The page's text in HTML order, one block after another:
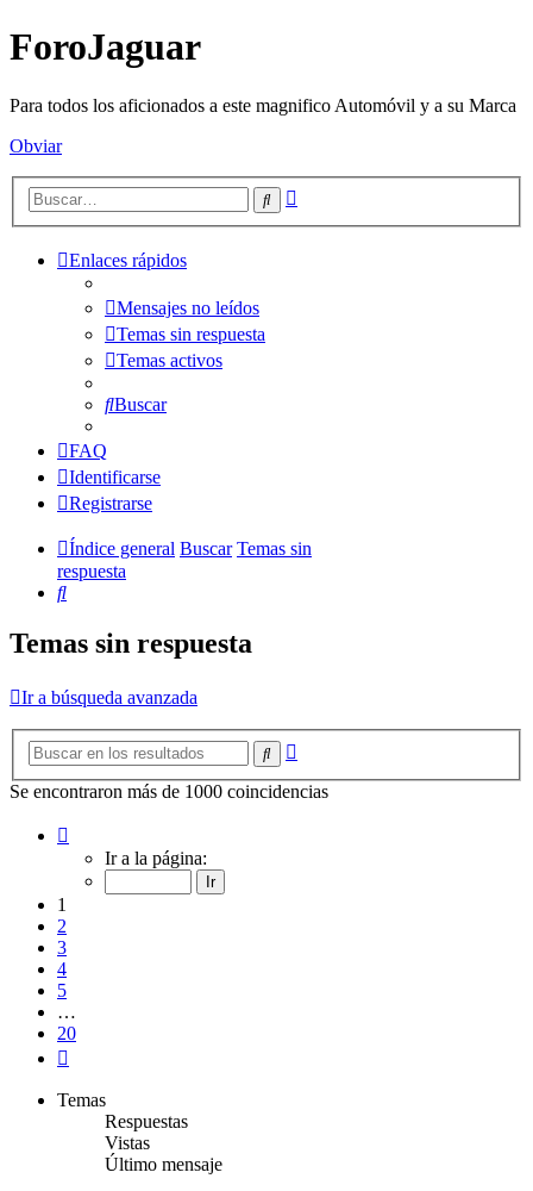
ForoJaguar
Para todos los aficionados a este magnifico Automóvil y a su Marca
Obviar
Buscar
Enlaces rápidos
Mensajes no leídos
Temas sin respuesta
Temas activos
Buscar
FAQ
Identificarse
Registrarse
Índice general Buscar Temas sin
respuesta
Buscar
Temas sin respuesta
Ir a búsqueda avanzada
Buscar
Se encontraron más de 1000 coincidencias
Ir a la página:
1
2
3
4
5
…
20
Temas
Respuestas
Vistas
Último mensaje